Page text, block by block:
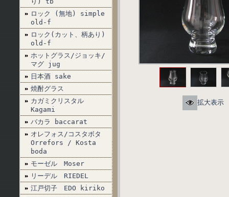
ロック (無地) simple
old-f
ロック(カット、柄あり)
old-f
ホットグラス/ジョッキ/
マグ jug
日本酒 sake
焼酎グラス
カガミクリスタル
Kagami
バカラ baccarat
オレフォス/コスタボタ
Orrefors / Kosta
boda
モーゼル Moser
リーデル RIEDEL
江戸切子 EDO kiriko
拡大表示